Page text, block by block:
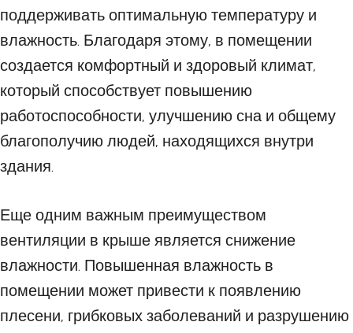
поддерживать оптимальную температуру и
влажность. Благодаря этому, в помещении
создается комфортный и здоровый климат,
который способствует повышению
работоспособности, улучшению сна и общему
благополучию людей, находящихся внутри
здания.
Еще одним важным преимуществом
вентиляции в крыше является снижение
влажности. Повышенная влажность в
помещении может привести к появлению
плесени, грибковых заболеваний и разрушению